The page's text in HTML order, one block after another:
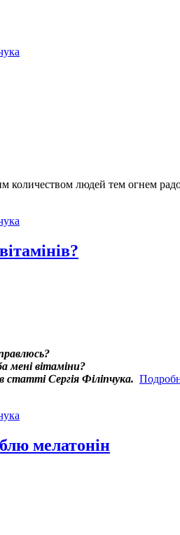
количеством людей тем огнем
мені вітаміни?
статті Сергія Філіпчука.
мелатонін